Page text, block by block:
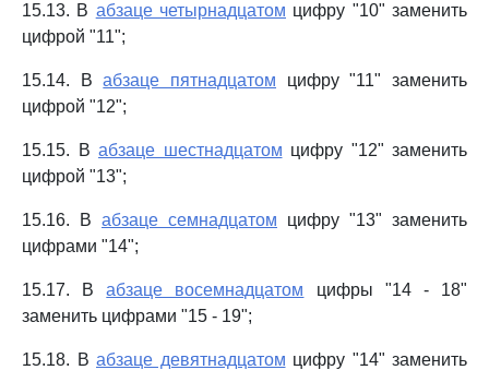
15.13. В абзаце четырнадцатом цифру "10" заменить
цифрой "11";
15.14. Вабзаце пятнадцатом цифру "11" заменить
цифрой "12";
15.15. В абзаце шестнадцатом цифру "12" заменить
цифрой "13";
15.16. В абзаце семнадцатом цифру "13" заменить
цифрами "14";
15.17. Вабзаце восемнадцатом цифры "14 - 18"
заменить цифрами "15 - 19";
15.18. В абзаце девятнадцатом цифру "14" заменить